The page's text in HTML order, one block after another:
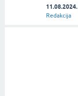
11.08.2024.
Redakcija